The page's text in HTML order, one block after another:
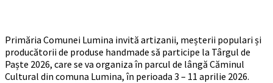
Primăria Comunei Lumina invită artizanii, meșterii populari și
producătorii de produse handmade să participe la Târgul de
Paște 2026, care se va organiza în parcul de lângă Căminul
Cultural din comuna Lumina, în perioada 3 – 11 aprilie 2026.